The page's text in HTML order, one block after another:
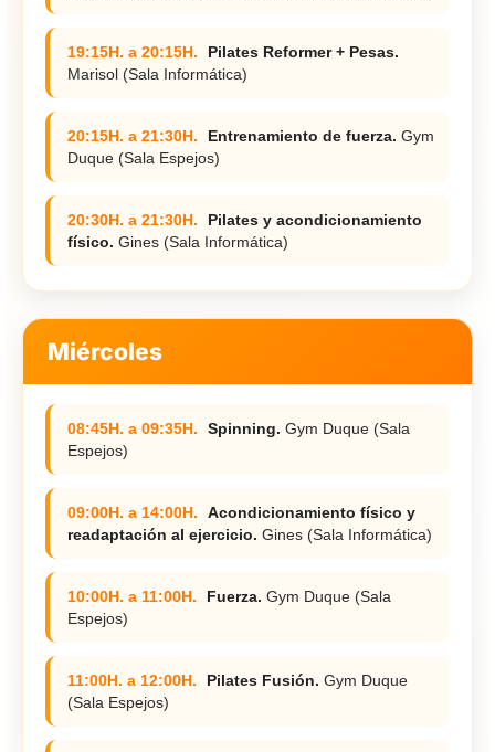
19:15H. a 20:15H.
Pilates Reformer + Pesas.
Marisol (Sala Informática)
20:15H. a 21:30H. Entrenamiento de fuerza. Gym
Duque (Sala Espejos)
20:30H. a 21:30H.
Pilates y acondicionamiento
físico. Gines (Sala Informática)
Miércoles
08:45H. a 09:35H. Spinning. Gym Duque (Sala
Espejos)
09:00H. a 14:00H.
Acondicionamiento físico y
readaptación al ejercicio. Gines (Sala Informática)
10:00H. a 11:00H. Fuerza. Gym Duque (Sala
Espejos)
11:00H. a 12:00H. Pilates Fusión. Gym Duque
(Sala Espejos)